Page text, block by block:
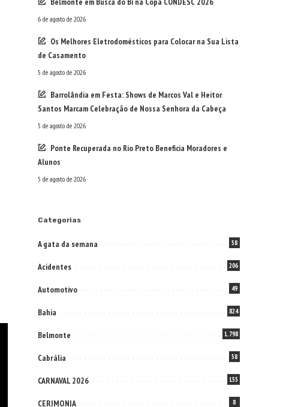
6 de agosto de 2026
Os Melhores Eletrodomésticos para Colocar na Sua Lista
de Casamento
5 de agosto de 2026
Barrolândia em Festa: Shows de Marcos Val e Heitor
Santos Marcam Celebração de Nossa Senhora da Cabeça
5 de agosto de 2026
Ponte Recuperada no Rio Preto Beneficia Moradores e
Alunos
5 de agosto de 2026
Categorias
A gata da semana 58
Acidentes 206
Automotivo 49
Bahia 824
Belmonte 1.798
Cabrália 58
CARNAVAL 2026 155
CERIMONIA 8